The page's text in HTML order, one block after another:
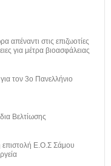
στις επιζωοτίες
για μέτρα βιοασφάλειας
τον 3ο Πανελλήνιο
Βελτίωσης
επιστολή Ε.Ο.Σ Σάμου